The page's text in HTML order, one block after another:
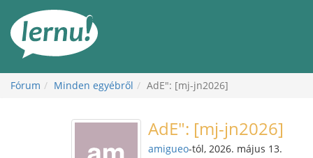
Fórum Minden egyébről AdE": [mj-jn2026]
AdE": [mj-jn2026]
amigueo-tól, 2026. május 13.